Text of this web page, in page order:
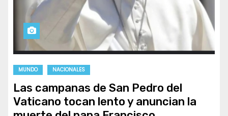
MUNDO NACIONALES
Las campanas de San Pedro del
Vaticano tocan lento y anuncian la